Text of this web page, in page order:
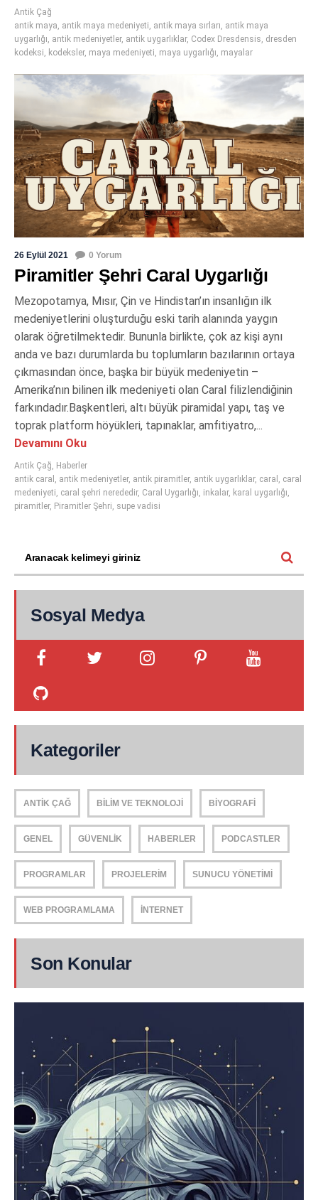
Antik Çağ
antik maya, antik maya medeniyeti, antik maya sırları, antik maya
uygarlığı, antik medeniyetler, antik uygarlıklar, Codex Dresdensis, dresden
kodeksi, kodeksler, maya medeniyeti, maya uygarlığı, mayalar
26 Eylül 2021 0 Yorum
Piramitler Şehri Caral Uygarlığı
Mezopotamya, Mısır, Çin ve Hindistan’ın insanlığın ilk
medeniyetlerini oluşturduğu eski tarih alanında yaygın
olarak öğretilmektedir. Bununla birlikte, çok az kişi aynı
anda ve bazı durumlarda bu toplumların bazılarının ortaya
çıkmasından önce, başka bir büyük medeniyetin –
Amerika’nın bilinen ilk medeniyeti olan Caral filizlendiğinin
farkındadır.Başkentleri, altı büyük piramidal yapı, taş ve
toprak platform höyükleri, tapınaklar, amfitiyatro,...
Devamını Oku
Antik Çağ, Haberler
antik caral , antik medeniyetler, antik piramitler, antik uygarlıklar, caral , caral
medeniyeti, caral şehri nerededir, Caral Uygarlığı, inkalar, karal uygarlığı,
piramitler, Piramitler Şehri, supe vadisi
Sosyal Medya
Kategoriler
ANTIK ÇAĞ BILIM VE TEKNOLOJI BIYOGRAFI
GENEL GÜVENLIK HABERLER PODCASTLER
PROGRAMLAR PROJELERIM SUNUCU YÖNETIMI
WEB PROGRAMLAMA İNTERNET
Son Konular